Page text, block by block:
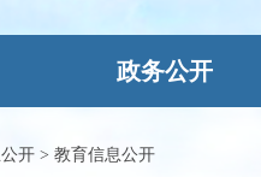
政务公开
开 > 教育信息公开